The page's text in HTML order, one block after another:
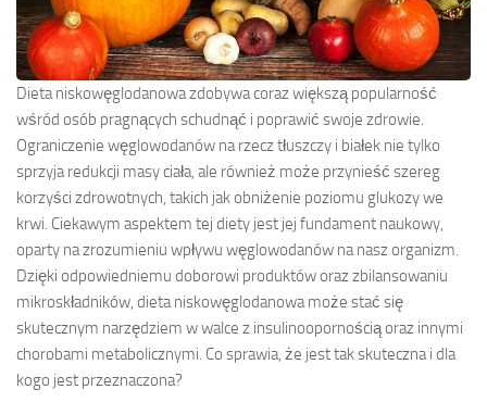
Dieta niskowęglodanowa zdobywa coraz większą popularność
wśród osób pragnących schudnąć i poprawić swoje zdrowie.
Ograniczenie węglowodanów na rzecz tłuszczy i białek nie tylko
sprzyja redukcji masy ciała, ale również może przynieść szereg
korzyści zdrowotnych, takich jak obniżenie poziomu glukozy we
krwi. Ciekawym aspektem tej diety jest jej fundament naukowy,
oparty na zrozumieniu wpływu węglowodanów na nasz organizm.
Dzięki odpowiedniemu doborowi produktów oraz zbilansowaniu
mikroskładników, dieta niskowęglodanowa może stać się
skutecznym narzędziem w walce z insulinoopornością oraz innymi
chorobami metabolicznymi. Co sprawia, że jest tak skuteczna i dla
kogo jest przeznaczona?